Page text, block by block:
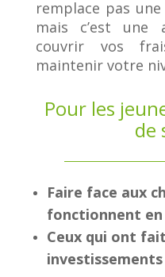
remplace pas
mais c’est une
couvrir vos
maintenir votre
Pour les
de
Faire face aux
fonctionnent en
Ceux qui ont
investissements